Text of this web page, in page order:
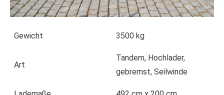
Gewicht 3500 kg
Art
Tandem, Hochlader,
gebremst, Seilwinde